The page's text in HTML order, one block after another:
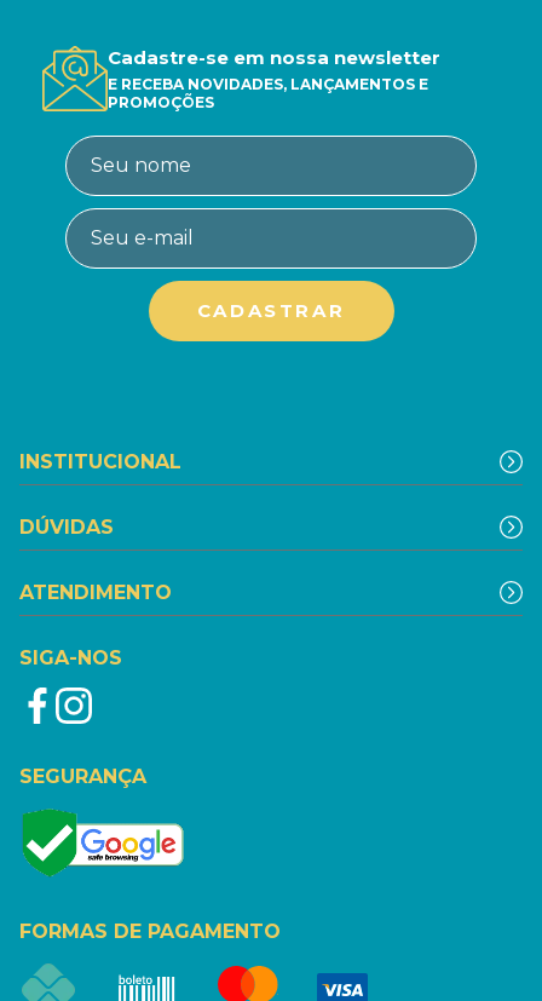
Cadastre-se em nossa newsletter
E RECEBA NOVIDADES, LANÇAMENTOS E
PROMOÇÕES
INSTITUCIONAL
DÚVIDAS
ATENDIMENTO
SIGA-NOS
SEGURANÇA
FORMAS DE PAGAMENTO